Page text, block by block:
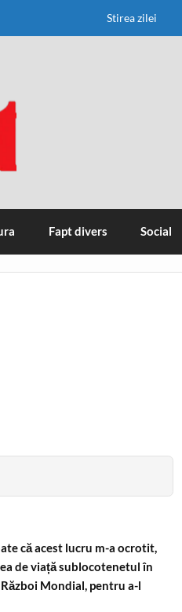
Stirea zilei
Fapt divers Social
că acest lucru m-a ocrotit,
de viață sublocotenetul în
Mondial, pentru a-l